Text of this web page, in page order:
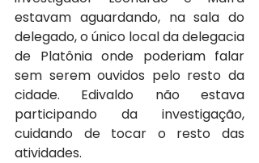
estavam aguardando, na sala do
delegado, o único local da delegacia
de Platônia onde poderiam falar
sem serem ouvidos pelo resto da
cidade. Edivaldo não estava
participando da investigação,
cuidando de tocar o resto das
atividades.